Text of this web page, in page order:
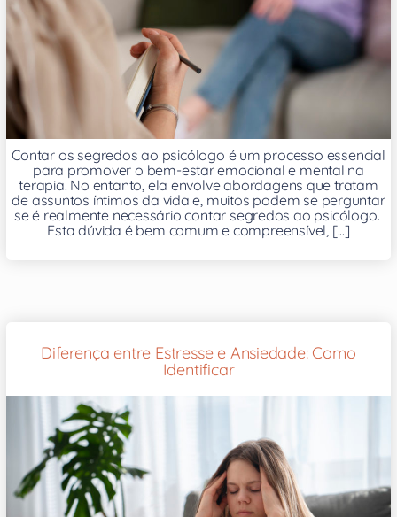
Contar os segredos ao psicólogo é um processo essencial
para promover o bem-estar emocional e mental na
terapia. No entanto, ela envolve abordagens que tratam
de assuntos íntimos da vida e, muitos podem se perguntar
se é realmente necessário contar segredos ao psicólogo.
Esta dúvida é bem comum e compreensível, [...]
Diferença entre Estresse e Ansiedade: Como
Identificar